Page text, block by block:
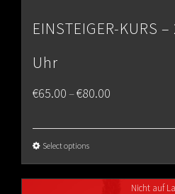
EINSTEIGER-KURS
Uhr
€65.00–€80.00
Select options
Nicht auf